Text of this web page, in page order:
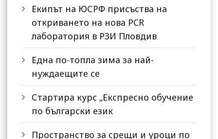
Екипът на ЮСРФ присъства на
откриването на нова PCR
лаборатория в РЗИ Пловдив
Една по-топла зима за най-
нуждаещите се
Стартира курс „Експресно обучение
по български език
Пространство за срещи и уроци по